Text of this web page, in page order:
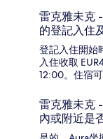
雷克雅未克
的登記入住
登記入住開始
入住收取
12:00。住宿
雷克雅未克
內或附近是